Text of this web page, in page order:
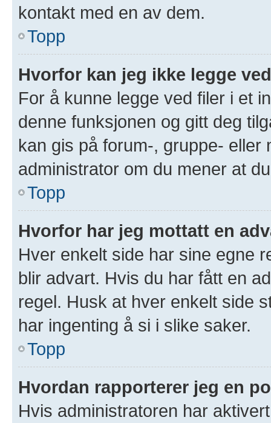
kontakt med en av dem.
Topp
Hvorfor kan jeg ikke legge
For å kunne legge ved filer i et
denne funksjonen og gitt deg
kan gis på forum-, gruppe- eller
administrator om du mener at
Topp
Hvorfor har jeg mottatt en
Hver enkelt side har sine egne
blir advart. Hvis du har fått en
regel. Husk at hver enkelt side
har ingenting å si i slike saker.
Topp
Hvordan rapporterer jeg en
Hvis administratoren har